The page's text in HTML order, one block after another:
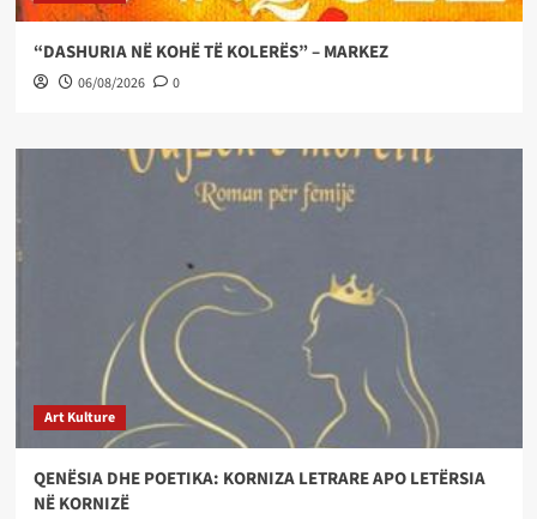
“DASHURIA NË KOHË TË KOLERËS” – MARKEZ
06/08/2026 0
Art Kulture
QENËSIA DHE POETIKA: KORNIZA LETRARE APO LETËRSIA
NË KORNIZË